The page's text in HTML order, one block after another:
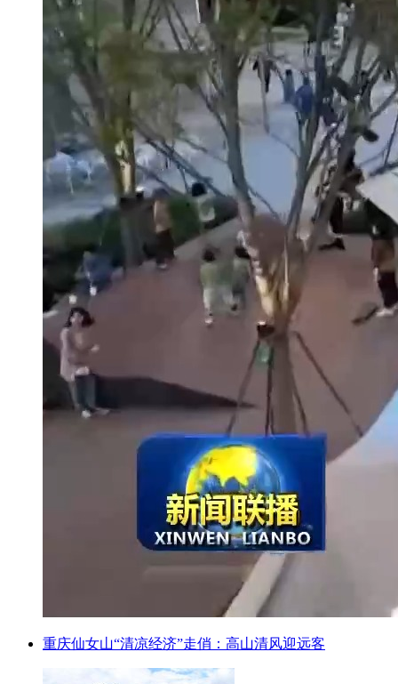
重庆仙女山“清凉经济”走俏：高山清风迎远客